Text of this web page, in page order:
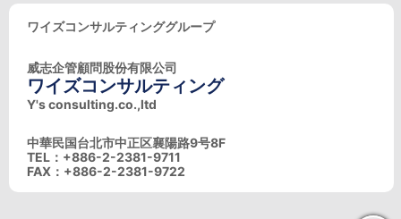
ワイズコンサルティンググループ
威志企管顧問股份有限公司
ワイズコンサルティング
Y's consulting.co.,ltd
中華民国台北市中正区襄陽路9号8F
TEL：+886-2-2381-9711
FAX：+886-2-2381-9722